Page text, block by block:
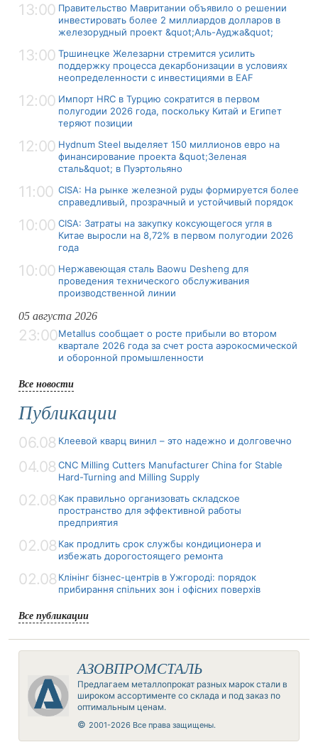
13:00 Правительство Мавритании объявило о решении
инвестировать более 2 миллиардов долларов в
железорудный проект &quot;Аль-Ауджа&quot;
13:00 Тршинецке Железарни стремится усилить
поддержку процесса декарбонизации в условиях
неопределенности с инвестициями в EAF
12:00 Импорт HRC в Турцию сократится в первом
полугодии 2026 года, поскольку Китай и Египет
теряют позиции
12:00 Hydnum Steel выделяет 150 миллионов евро на
финансирование проекта &quot;Зеленая
сталь&quot; в Пуэртольяно
11:00 CISA: На рынке железной руды формируется более
справедливый, прозрачный и устойчивый порядок
10:00 CISA: Затраты на закупку коксующегося угля в
Китае выросли на 8,72% в первом полугодии 2026
года
10:00 Нержавеющая сталь Baowu Desheng для
проведения технического обслуживания
производственной линии
05 августа 2026
23:00Metallus сообщает о росте прибыли во втором
квартале 2026 года за счет роста аэрокосмической
и оборонной промышленности
Все новости
Публикации
06.08 Клеевой кварц винил – это надежно и долговечно
04.08 CNC Milling Cutters Manufacturer China for Stable
Hard-Turning and Milling Supply
02.08 Как правильно организовать складское
пространство для эффективной работы
предприятия
02.08 Как продлить срок службы кондиционера и
избежать дорогостоящего ремонта
02.08 Клінінг бізнес-центрів в Ужгороді: порядок
прибирання спільних зон і офісних поверхів
Все публикации
АЗОВПРОМСТАЛЬ
Предлагаем металлопрокат разных марок стали в
широком ассортименте со склада и под заказ по
оптимальным ценам.
© 2001-2026 Все права защищены.